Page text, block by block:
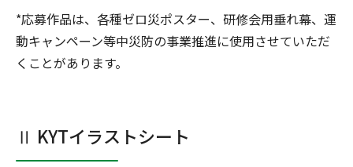
*応募作品は、各種ゼロ災ポスター、研修会用垂れ幕、運
動キャンペーン等中災防の事業推進に使用させていただ
くことがあります。
Ⅱ KYTイラストシート